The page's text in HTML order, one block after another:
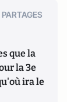
que la
la 3e
ira le